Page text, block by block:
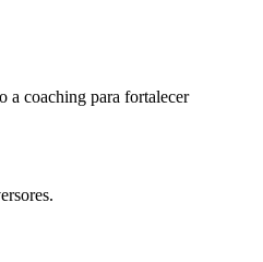
a coaching para fortalecer